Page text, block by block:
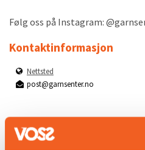
Følg oss på Instagram:
Kontaktinformasjon
Nettsted
post@garnsenter.no
Produktegenskaper